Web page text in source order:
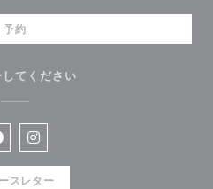
予約
てください
((新しいウィンドウで
Instagram ((新しいウィンド
スレター